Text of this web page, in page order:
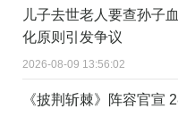
儿子去世老人要查孙子
化原则引发争议
2026-08-09 13:56:02
《披荆斩棘》阵容官宣